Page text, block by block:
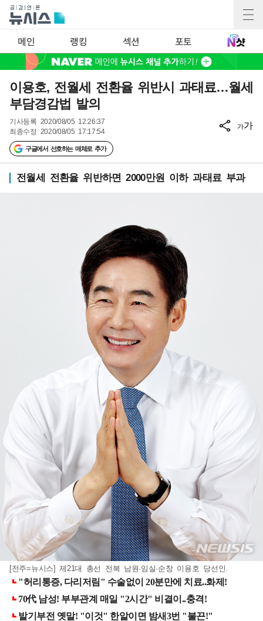
메인 랭킹 섹션 포토
이용호, 전월세 전환율 위반시 과태료…월세
부담경감법 발의
기사등록 2020/08/05 12:26:37
최종수정 2020/08/05 17:17:54
구글에서 선호하는 매체로 추가
가가
전월세 전환율 위반하면 2000만원 이하 과태료 부과
[전주=뉴시스] 제21대 총선 전북 남원·임실·순창 이용호 당선인.